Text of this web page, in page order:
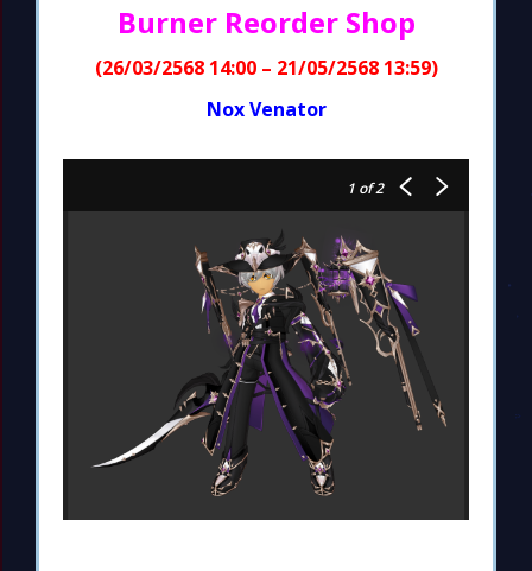
Burner Reorder Shop
(26/03/2568 14:00 – 21/05/2568 13:59)
Nox Venator
1 of 2